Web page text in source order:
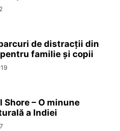
de distracții din
familie și copii
Shore – O minune
a Indiei